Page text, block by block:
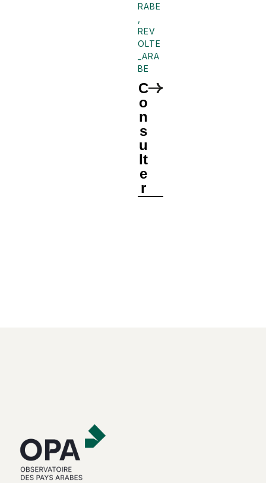
RABE
REV
OLTE
_ARA
BE
C
o
n
s
u
lt
e
r